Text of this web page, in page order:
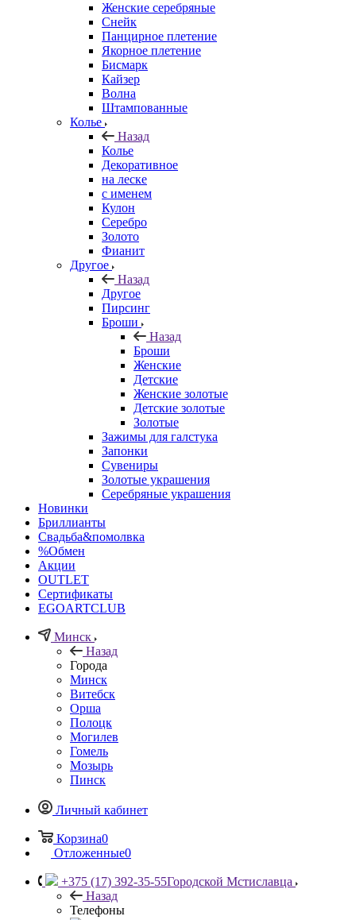
Женские серебряные
Снейк
Панцирное плетение
Якорное плетение
Бисмарк
Кайзер
Волна
Штампованные
Колье
Назад
Колье
Декоративное
на леске
с именем
Кулон
Серебро
Золото
Фианит
Другое
Назад
Другое
Пирсинг
Броши
Назад
Броши
Женские
Детские
Женские золотые
Детские золотые
Золотые
Зажимы для галстука
Запонки
Сувениры
Золотые украшения
Серебряные украшения
Новинки
Бриллианты
Свадьба&помолвка
%Обмен
Акции
OUTLET
Сертификаты
EGOARTCLUB
Минск
Назад
Города
Минск
Витебск
Орша
Полоцк
Могилев
Гомель
Мозырь
Пинск
Личный кабинет
Корзина0
Отложенные0
+375 (17) 392-35-55Городской Мстиславца
Назад
Телефоны